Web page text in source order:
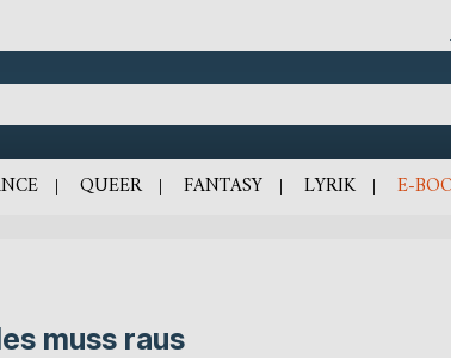
QUEER FANTASY LYRIK E-
muss raus